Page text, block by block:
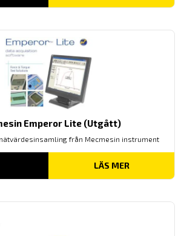
TILL
Emperor Lite (Utgått)
från Mecmesin instrument
LÄS MER